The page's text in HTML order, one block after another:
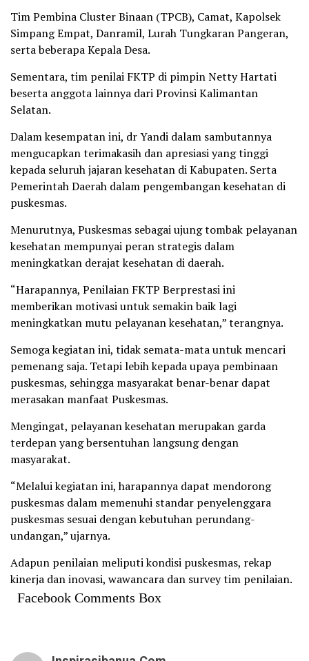
Tim Pembina Cluster Binaan (TPCB), Camat, Kapolsek
Simpang Empat, Danramil, Lurah Tungkaran Pangeran,
serta beberapa Kepala Desa.
Sementara, tim penilai FKTP di pimpin Netty Hartati
beserta anggota lainnya dari Provinsi Kalimantan
Selatan.
Dalam kesempatan ini, dr Yandi dalam sambutannya
mengucapkan terimakasih dan apresiasi yang tinggi
kepada seluruh jajaran kesehatan di Kabupaten. Serta
Pemerintah Daerah dalam pengembangan kesehatan di
puskesmas.
Menurutnya, Puskesmas sebagai ujung tombak pelayanan
kesehatan mempunyai peran strategis dalam
meningkatkan derajat kesehatan di daerah.
“Harapannya, Penilaian FKTP Berprestasi ini
memberikan motivasi untuk semakin baik lagi
meningkatkan mutu pelayanan kesehatan,” terangnya.
Semoga kegiatan ini, tidak semata-mata untuk mencari
pemenang saja. Tetapi lebih kepada upaya pembinaan
puskesmas, sehingga masyarakat benar-benar dapat
merasakan manfaat Puskesmas.
Mengingat, pelayanan kesehatan merupakan garda
terdepan yang bersentuhan langsung dengan
masyarakat.
“Melalui kegiatan ini, harapannya dapat mendorong
puskesmas dalam memenuhi standar penyelenggara
puskesmas sesuai dengan kebutuhan perundang-
undangan,” ujarnya.
Adapun penilaian meliputi kondisi puskesmas, rekap
kinerja dan inovasi, wawancara dan survey tim penilaian.
Facebook Comments Box